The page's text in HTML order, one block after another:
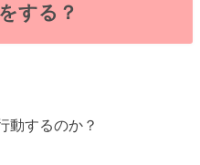
する？
動するのか？